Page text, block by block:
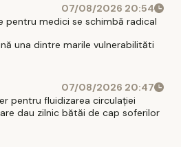
07/08/2026 20:54
pentru medici se schimbă radical
una dintre marile vulnerabilităti
07/08/2026 20:47
pentru fluidizarea circulației
dau zilnic bătăi de cap soferilor